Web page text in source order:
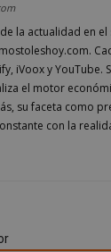
la actualidad en
iVoox y
el motor
su faceta como
con la